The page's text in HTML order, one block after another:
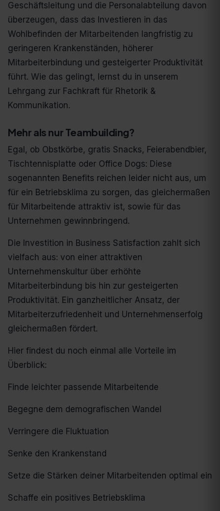
Geschäftsleitung und die Personalabteilung davon
überzeugen, dass das Investieren in das
Wohlbefinden der Mitarbeitenden langfristig zu
geringeren Krankenständen, höherer
Mitarbeiterbindung und gesteigerter Produktivität
führt. Wie das gelingt, lernst du in unserem
Lehrgang zur Fachkraft für Rhetorik &
Kommunikation.
Mehr als nur Teambuilding?
Egal, ob Obstkörbe, gratis Snacks, Feierabendbier,
Tischtennisplatte oder Office Dogs: Diese
sogenannten Benefits reichen leider nicht aus, um
für ein Betriebsklima zu sorgen, das gleichermaßen
für Mitarbeitende attraktiv ist, sowie für das
Unternehmen gewinnbringend.
Die Investition in Business Satisfaction zahlt sich
vielfach aus: von einer attraktiven
Unternehmenskultur über erhöhte
Mitarbeiterbindung bis hin zur gesteigerten
Produktivität. Ein ganzheitlicher Ansatz, der
Mitarbeiterzufriedenheit und Unternehmenserfolg
gleichermaßen fördert.
Hier findest du noch einmal alle Vorteile im
Überblick:
Finde leichter passende Mitarbeitende
Begegne dem demografischen Wandel
Verringere die Fluktuation
Senke den Krankenstand
Setze die Stärken deiner Mitarbeitenden optimal ein
Schaffe ein positives Betriebsklima